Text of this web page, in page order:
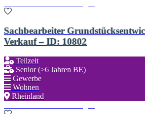
Sachbearbeiter
Verkauf – ID: 10802
Teilzeit
Senior (>6 Jahren BE)
Gewerbe
Wohnen
Rheinland